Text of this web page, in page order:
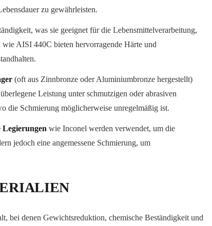
zu gewährleisten.
was sie geeignet für die Lebensmittelverarbeitung,
AISI 440C bieten hervorragende Härte und
(oft aus Zinnbronze oder Aluminiumbronze hergestellt)
Leistung unter schmutzigen oder abrasiven
die Schmierung möglicherweise unregelmäßig ist.
Legierungen wie Inconel werden verwendet, um die
jedoch eine angemessene Schmierung, um
bei denen Gewichtsreduktion, chemische Beständigkeit und